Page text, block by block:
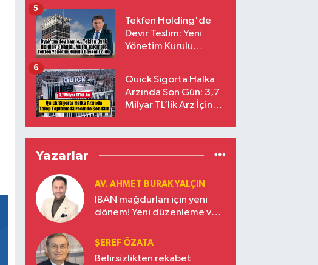
Tekfen Holding'de
Devir Teslim: Yeni
Yönetim Kurulu
5
Quick Sigorta Halka
Arzında Son Gün: 3,7
Milyar TL’lik Arz İçin
Eriyor
6
Yazarlar
AV. AHMET BURAK YALÇIN
IBAN mağdurları için yeni
dönem! Yeni düzenleme ve
ŞEREF ÖZATA
Belirsizlikten rekabet